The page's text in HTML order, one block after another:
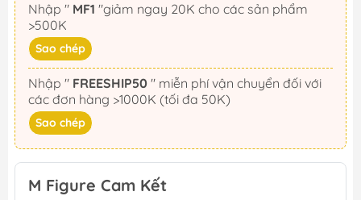
Nhập " MF1
>500K
Sao chép
Nhập " FREESHIP50
các đơn hàng >1000K (tối đa 50K)
Sao chép
M Figure Cam Kết